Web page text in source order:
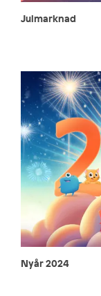
Julmarknad
Nyår 2024